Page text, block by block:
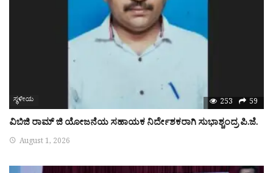
ಸ್ಥಳೀಯ 253 59
ವಿಬಿಜಿ ರಾಮ್ ಜಿ ಯೋಜನೆಯ ಸಹಾಯಕ ನಿರ್ದೇಶಕರಾಗಿ ಸುಭಾಶ್ಚಂದ್ರ ಪಿ.ಜೆ.
August 1, 2026